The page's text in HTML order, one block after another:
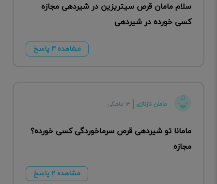
سلام مامان قرص سیتریزین در شیردهی مجاز‌ه
کسی خورده در شیردهی
مشاهده ۴ پاسخ
مامان ناژناژی ۱۳ ماهگی
مامانا تو شیردهی قرص سرماخوردگی کسی خورده؟
مجازه
مشاهده ۲ پاسخ